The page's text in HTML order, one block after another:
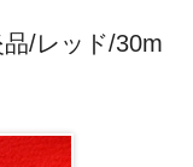
/レッド/30m